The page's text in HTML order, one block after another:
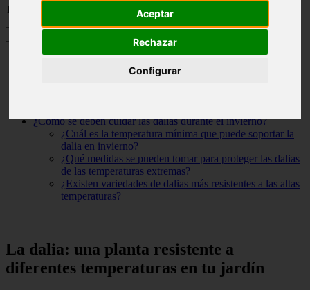
Aceptar
Rechazar
Configurar
Tabla de contenidos
La dalia: una planta resistente a diferentes temperaturas en tu
¿Cómo se deben cuidar las dalias durante el invierno?
¿Cuál es la temperatura mínima que puede soportar la
dalia en invierno?
¿Qué medidas se pueden tomar para proteger las dalias
de las temperaturas extremas?
¿Existen variedades de dalias más resistentes a las altas
temperaturas?
La dalia: una planta resistente a
diferentes temperaturas en tu jardín